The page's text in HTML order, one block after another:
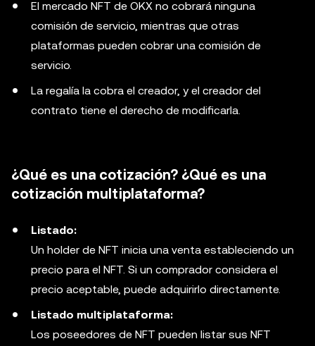
El mercado NFT de OKX no cobrará ninguna
comisión de servicio, mientras que otras
plataformas pueden cobrar una comisión de
servicio.
La regalía la cobra el creador, y el creador del
contrato tiene el derecho de modificarla.
¿Qué es una cotización? ¿Qué es una
cotización multiplataforma?
Listado:
Un holder de NFT inicia una venta estableciendo un
precio para el NFT. Si un comprador considera el
precio aceptable, puede adquirirlo directamente.
Listado multiplataforma:
Los poseedores de NFT pueden listar sus NFT